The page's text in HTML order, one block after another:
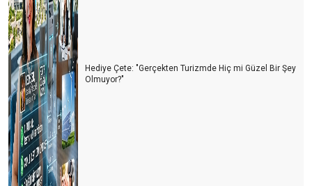
Hediye Çete: "Gerçekten Turizmde Hiç mi Güzel Bir Şey
Olmuyor?"